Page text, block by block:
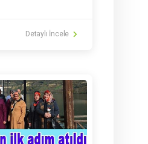
Detaylı İncele